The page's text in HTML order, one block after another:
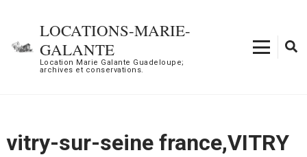
contenu
LOCATIONS-MARIE-
GALANTE
Location Marie Galante Guadeloupe;
archives et conservations.
vitry-sur-seine france,VITRY